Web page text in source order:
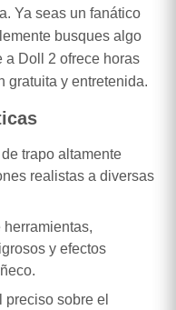
Ya seas un fanático
busques algo
a Doll 2 ofrece horas
gratuita y entretenida.
trapo altamente
realistas a diversas
y efectos
preciso sobre el